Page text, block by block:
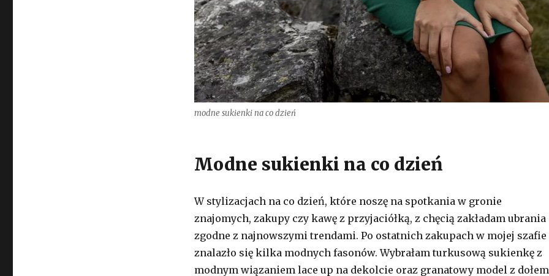
modne sukienki na co dzień
Modne sukienki na co dzień
W stylizacjach na co dzień, które noszę na spotkania w gronie
znajomych, zakupy czy kawę z przyjaciółką, z chęcią zakładam ubrania
zgodne z najnowszymi trendami. Po ostatnich zakupach w mojej szafie
znalazło się kilka modnych fasonów. Wybrałam turkusową sukienkę z
modnym wiązaniem lace up na dekolcie oraz granatowy model z dołem